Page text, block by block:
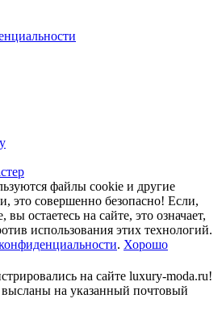
файлы cookie и другие
это совершенно безопасно! Если,
остаетесь на сайте, это означает,
использования этих технологий.
. Хорошо
на сайте luxury-moda.ru!
на указанный почтовый